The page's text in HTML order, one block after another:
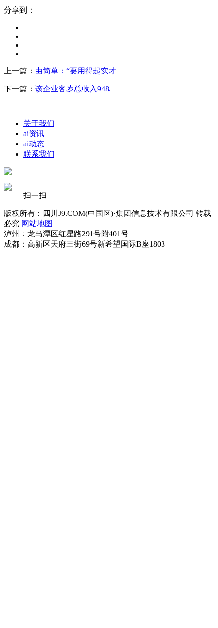
分享到：
上一篇： 由简单：“要用得起实才
下一篇： 该企业客岁总收入948.
关于我们
ai资讯
ai动态
联系我们
扫一扫
版权所有：四川J9.COM(中国区)·集团信息技术有限公司 转载
必究 网站地图
泸州：龙马潭区红星路291号附401号
成都：高新区天府三街69号新希望国际B座1803